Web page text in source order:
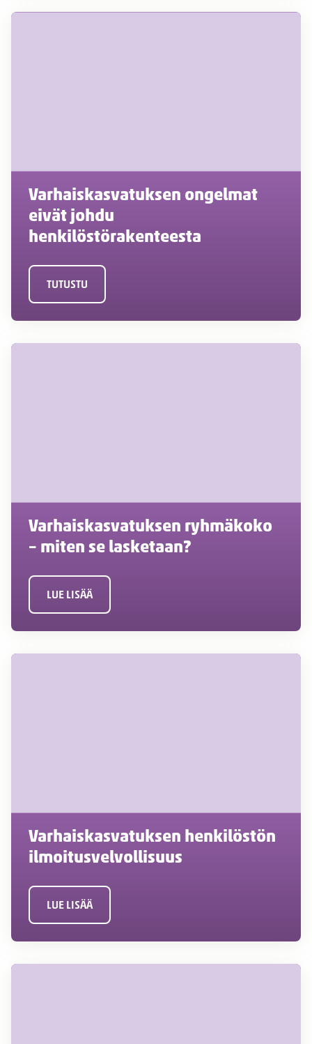
Varhaiskasvatuksen ongelmat
eivät johdu
henkilöstörakenteesta
TUTUSTU
Varhaiskasvatuksen ryhmäkoko
– miten se lasketaan?
LUE LISÄÄ
Varhaiskasvatuksen henkilöstön
ilmoitusvelvollisuus
LUE LISÄÄ